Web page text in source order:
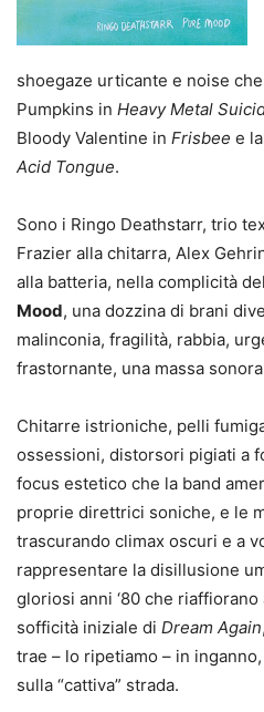
shoegaze urticante e noise
Pumpkins in Heavy Metal
Bloody Valentine in Frisbee e
Acid Tongue.
Sono i Ringo Deathstarr, trio
Frazier alla chitarra, Alex
alla batteria, nella complicità
Mood, una dozzina di brani
malinconia, fragilità, rabbia,
frastornante, una massa
Chitarre istrioniche, pelli
ossessioni, distorsori pigiati a
focus estetico che la band
proprie direttrici soniche, e le
trascurando climax oscuri e a
rappresentare la disillusione
gloriosi anni ‘80 che riaffiorano
sofficità iniziale di Dream Again
trae – lo ripetiamo – in
sulla “cattiva” strada.